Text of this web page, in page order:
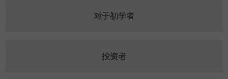
对于初学者
投资者